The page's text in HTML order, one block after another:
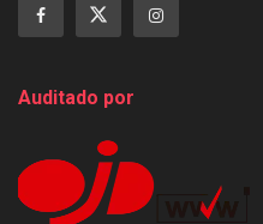
Auditado por